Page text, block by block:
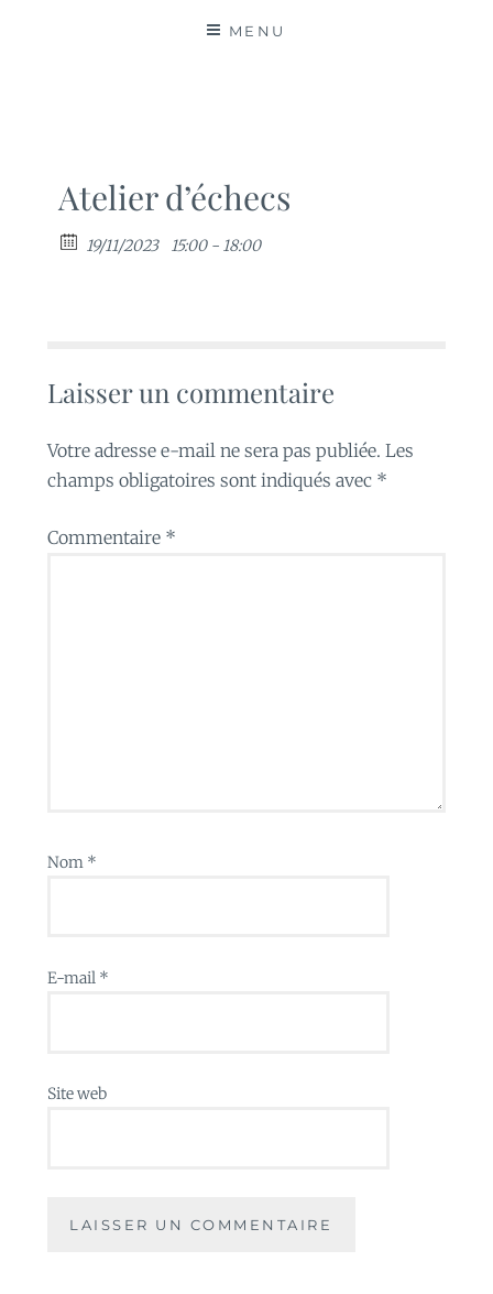
MENU
Atelier d’échecs
19/11/2023 15:00 - 18:00
Laisser un commentaire
Votre adresse e-mail ne sera pas publiée. Les
champs obligatoires sont indiqués avec *
Commentaire *
Nom *
E-mail *
Site web